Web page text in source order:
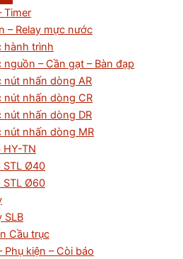
Timer
– Relay mực nước
hành trình
– Cần gạt – Bàn đạp
nút nhấn dòng AR
nút nhấn dòng CR
nút nhấn dòng DR
nút nhấn dòng MR
TN
STL Ø40
STL Ø60
SLB
Cầu trục
Phụ kiện – Còi báo